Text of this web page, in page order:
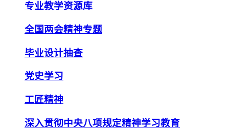
专业教学资源库
全国两会精神专题
毕业设计抽查
党史学习
工匠精神
深入贯彻中央八项规定精神学习教育